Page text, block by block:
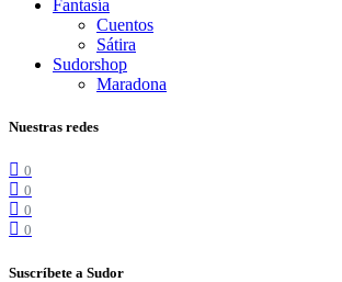
Fantasía
Cuentos
Sátira
Sudorshop
Maradona
Nuestras redes
0
0
0
0
Suscríbete a Sudor